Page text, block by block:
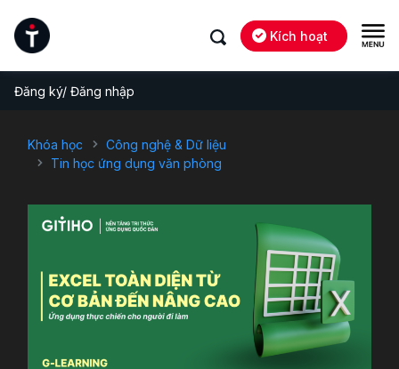
Kích hoạt
Đăng ký/ Đăng nhập
Khóa học
Công nghệ & Dữ liệu
Tin học ứng dụng văn phòng